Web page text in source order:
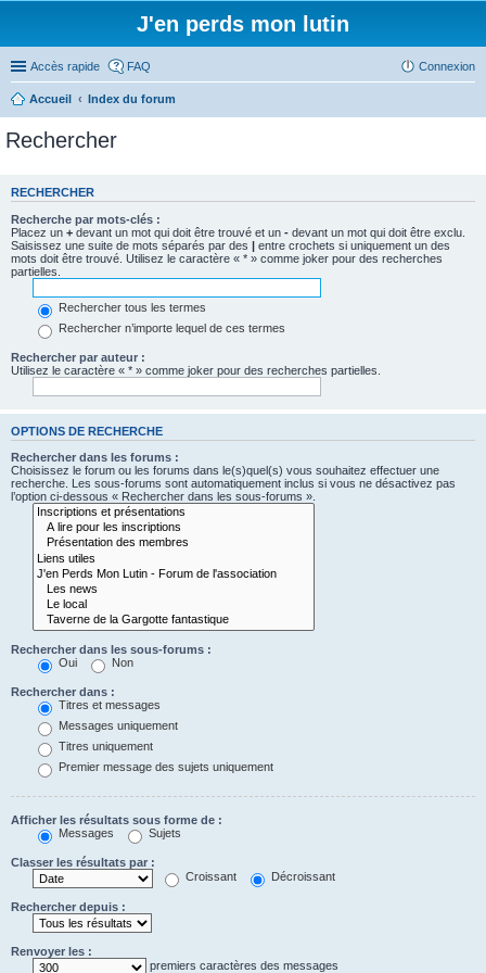
J'en perds mon lutin
Accès rapide FAQ Connexion
Accueil Index du forum
Rechercher
RECHERCHER
Recherche par mots-clés :
Placez un + devant un mot qui doit être trouvé et un - devant un mot qui doit être exclu.
Saisissez une suite de mots séparés par des | entre crochets si uniquement un des
mots doit être trouvé. Utilisez le caractère « * » comme joker pour des recherches
partielles.
Rechercher tous les termes
Rechercher n’importe lequel de ces termes
Rechercher par auteur :
Utilisez le caractère « * » comme joker pour des recherches partielles.
OPTIONS DE RECHERCHE
Rechercher dans les forums :
Choisissez le forum ou les forums dans le(s)quel(s) vous souhaitez effectuer une
recherche. Les sous-forums sont automatiquement inclus si vous ne désactivez pas
l’option ci-dessous « Rechercher dans les sous-forums ».
Rechercher dans les sous-forums :
Oui
Non
Rechercher dans :
Titres et messages
Messages uniquement
Titres uniquement
Premier message des sujets uniquement
Afficher les résultats sous forme de :
Messages
Sujets
Classer les résultats par :
Croissant
Décroissant
Rechercher depuis :
Renvoyer les :
premiers caractères des messages